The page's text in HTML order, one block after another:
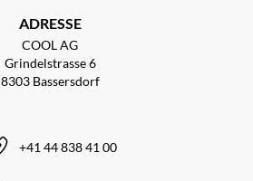
ADRESSE
COOL AG
Grindelstrasse 6
8303 Bassersdorf
+41 44 838 41 00